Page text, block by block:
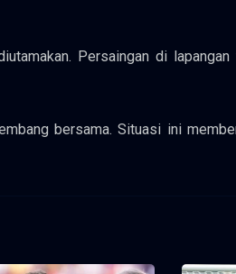
Persaingan di
bersama. Situasi ini